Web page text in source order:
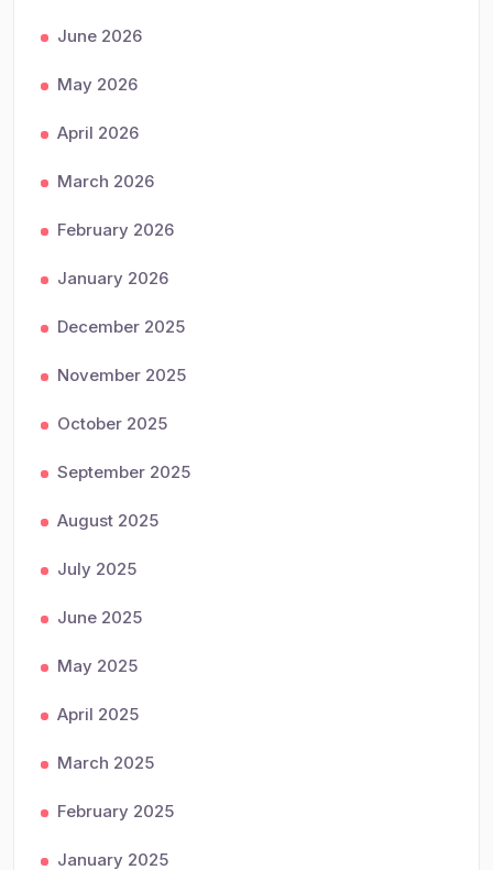
June 2026
May 2026
April 2026
March 2026
February 2026
January 2026
December 2025
November 2025
October 2025
September 2025
August 2025
July 2025
June 2025
May 2025
April 2025
March 2025
February 2025
January 2025